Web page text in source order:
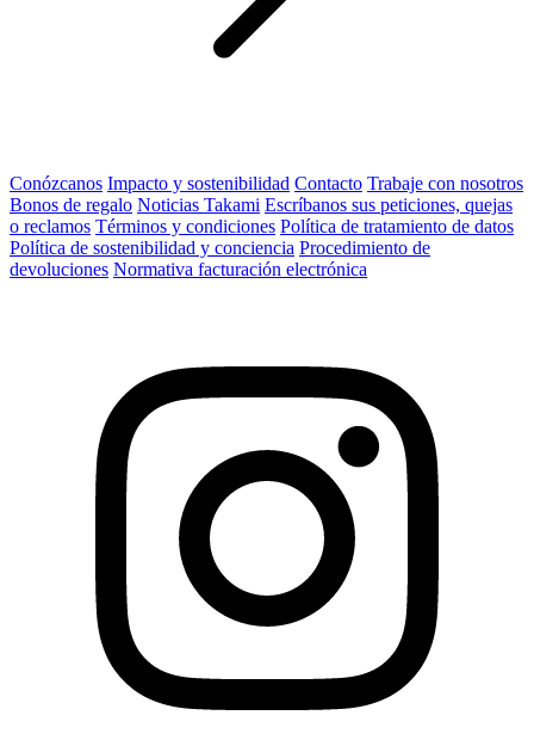
Conózcanos Impacto y sostenibilidad Contacto Trabaje con nosotros
Bonos de regalo Noticias Takami Escríbanos sus peticiones, quejas
o reclamos Términos y condiciones Política de tratamiento de datos
Política de sostenibilidad y conciencia Procedimiento de
devoluciones Normativa facturación electrónica